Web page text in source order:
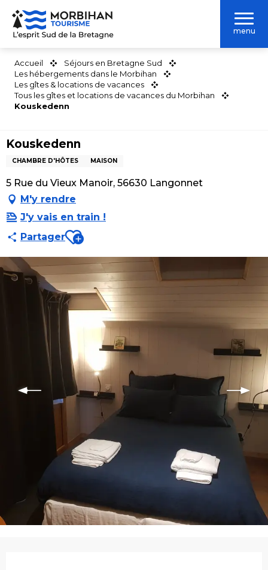
Aller
contenu
menu
Accueil
Séjours en Bretagne Sud
Les hébergements dans le Morbihan
Les gîtes & locations de vacances
Tous les gîtes et locations de vacances du Morbihan
Kouskedenn
Kouskedenn
CHAMBRE D'HÔTES MAISON
5 Rue du Vieux Manoir, 56630 Langonnet
M'y rendre
J'y vais en train !
PartagerAjouter aux favoris